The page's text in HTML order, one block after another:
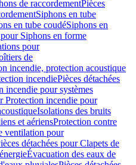
de raccordementPièces
Siphons en tube
en tube coudéSiphons en
Siphons en forme
pour
de
incendie, protection acoustique
incendiePièces détachées
incendie pour systèmes
Protection incendie pour
Isolations des bruits
et aériensProtection contre
ventilation pour
détachées pour Clapets de
Évacuation des eaux de